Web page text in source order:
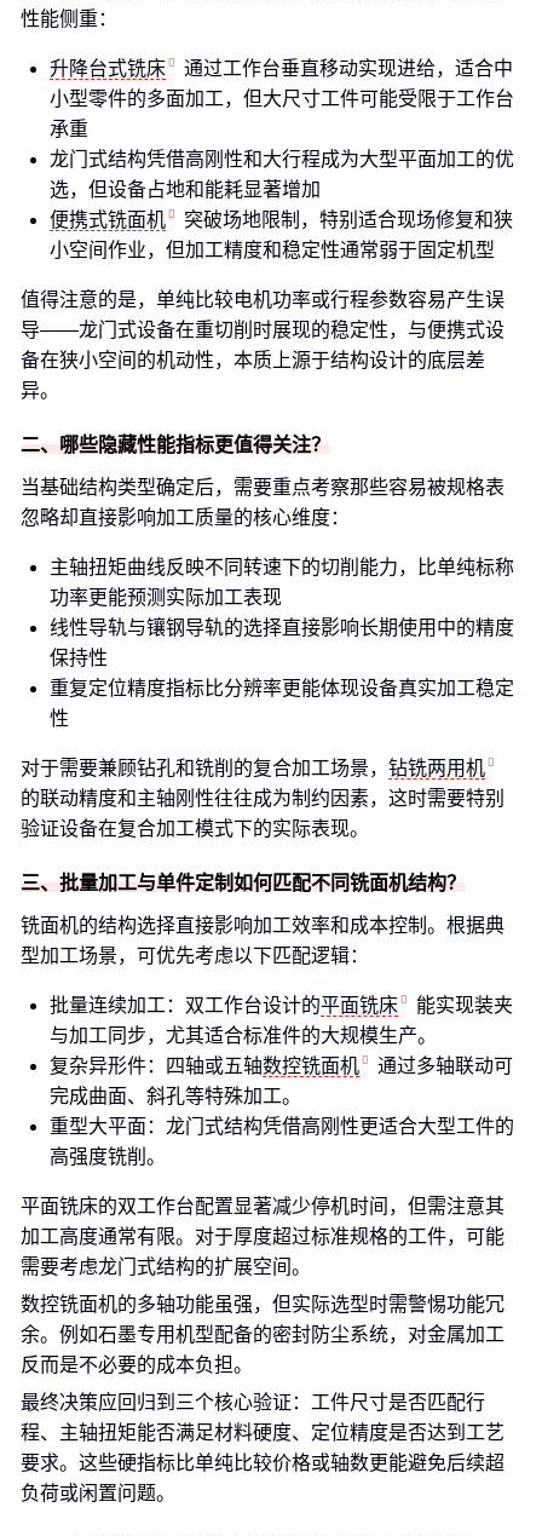
性能侧重：
升降台式铣床
通过工作台垂直移动实现进给，适合中
小型零件的多面加工，但大尺寸工件可能受限于工作台
承重
龙门式结构凭借高刚性和大行程成为大型平面加工的优
选，但设备占地和能耗显著增加
便携式铣面机
突破场地限制，特别适合现场修复和狭
小空间作业，但加工精度和稳定性通常弱于固定机型
值得注意的是，单纯比较电机功率或行程参数容易产生误
导——龙门式设备在重切削时展现的稳定性，与便携式设
备在狭小空间的机动性，本质上源于结构设计的底层差
异。
二、哪些隐藏性能指标更值得关注？
当基础结构类型确定后，需要重点考察那些容易被规格表
忽略却直接影响加工质量的核心维度：
主轴扭矩曲线反映不同转速下的切削能力，比单纯标称
功率更能预测实际加工表现
线性导轨与镶钢导轨的选择直接影响长期使用中的精度
保持性
重复定位精度指标比分辨率更能体现设备真实加工稳定
性
对于需要兼顾钻孔和铣削的复合加工场景， 钻铣两用机
的联动精度和主轴刚性往往成为制约因素，这时需要特别
验证设备在复合加工模式下的实际表现。
三、批量加工与单件定制如何匹配不同铣面机结构？
铣面机的结构选择直接影响加工效率和成本控制。根据典
型加工场景，可优先考虑以下匹配逻辑：
批量连续加工：双工作台设计的平面铣床
能实现装夹
与加工同步，尤其适合标准件的大规模生产。
复杂异形件：四轴或五轴数控铣面机
通过多轴联动可
完成曲面、斜孔等特殊加工。
重型大平面：龙门式结构凭借高刚性更适合大型工件的
高强度铣削。
平面铣床的双工作台配置显著减少停机时间，但需注意其
加工高度通常有限。对于厚度超过标准规格的工件，可能
需要考虑龙门式结构的扩展空间。
数控铣面机的多轴功能虽强，但实际选型时需警惕功能冗
余。例如石墨专用机型配备的密封防尘系统，对金属加工
反而是不必要的成本负担。
最终决策应回归到三个核心验证：工件尺寸是否匹配行
程、主轴扭矩能否满足材料硬度、定位精度是否达到工艺
要求。这些硬指标比单纯比较价格或轴数更能避免后续超
负荷或闲置问题。